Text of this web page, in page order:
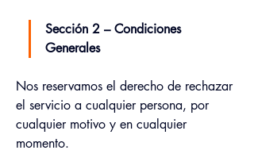
Sección 2 – Condiciones
Generales
Nos reservamos el derecho de rechazar
el servicio a cualquier persona, por
cualquier motivo y en cualquier
momento.